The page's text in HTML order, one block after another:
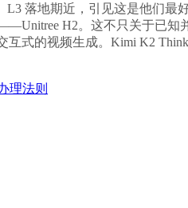
L3 落地期近，引见这是他们
H2。这不只关于已
式的视频生成。Kimi K2
理法则